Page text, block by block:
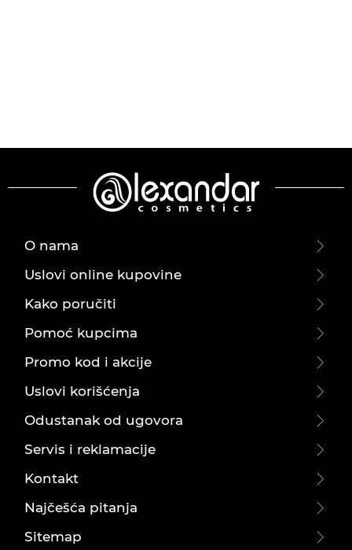
O nama
Uslovi online kupovine
Kako poručiti
Pomoć kupcima
Promo kod i akcije
Uslovi korišćenja
Odustanak od ugovora
Servis i reklamacije
Kontakt
Najčešća pitanja
Sitemap